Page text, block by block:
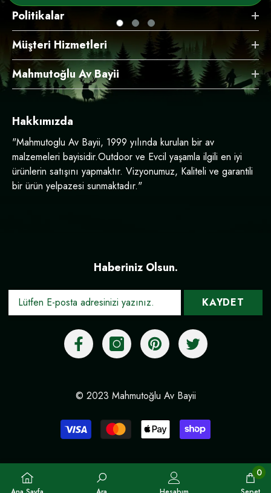
Politikalar
Müşteri Hizmetleri
Mahmutoğlu Av Bayii
Hakkımızda
"Mahmutoglu Av Bayii, 1999 yılında kurulan bir av
malzemeleri bayisidir.Outdoor ve Evcil yaşamla ilgili en iyi
ürünlerin satışını yapmaktır. Vizyonumuz, Kaliteli ve garantili
bir ürün yelpazesi sunmaktadır."
Haberiniz Olsun.
KAYDET
© 2023 Mahmutoğlu Av Bayii
Ödeme
yöntemleri
0
0